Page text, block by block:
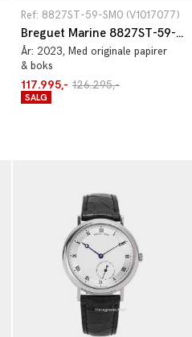
Ref: 8827ST-59-SM0 (V1017077)
Breguet Marine 8827ST-59-SM0
År: 2023, Med originale papirer
& boks
117.995,- 126.295,-
SALG